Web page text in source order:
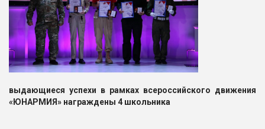
выдающиеся успехи в рамках всероссийского движения
«ЮНАРМИЯ» награждены 4 школьника